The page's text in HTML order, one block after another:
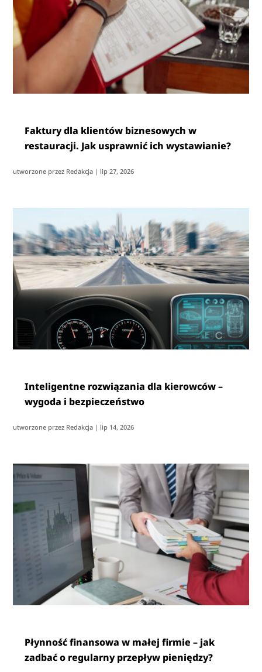
Faktury dla klientów biznesowych w
restauracji. Jak usprawnić ich wystawianie?
utworzone przez Redakcja | lip 27, 2026
Inteligentne rozwiązania dla kierowców –
wygoda i bezpieczeństwo
utworzone przez Redakcja | lip 14, 2026
Płynność finansowa w małej firmie – jak
zadbać o regularny przepływ pieniędzy?